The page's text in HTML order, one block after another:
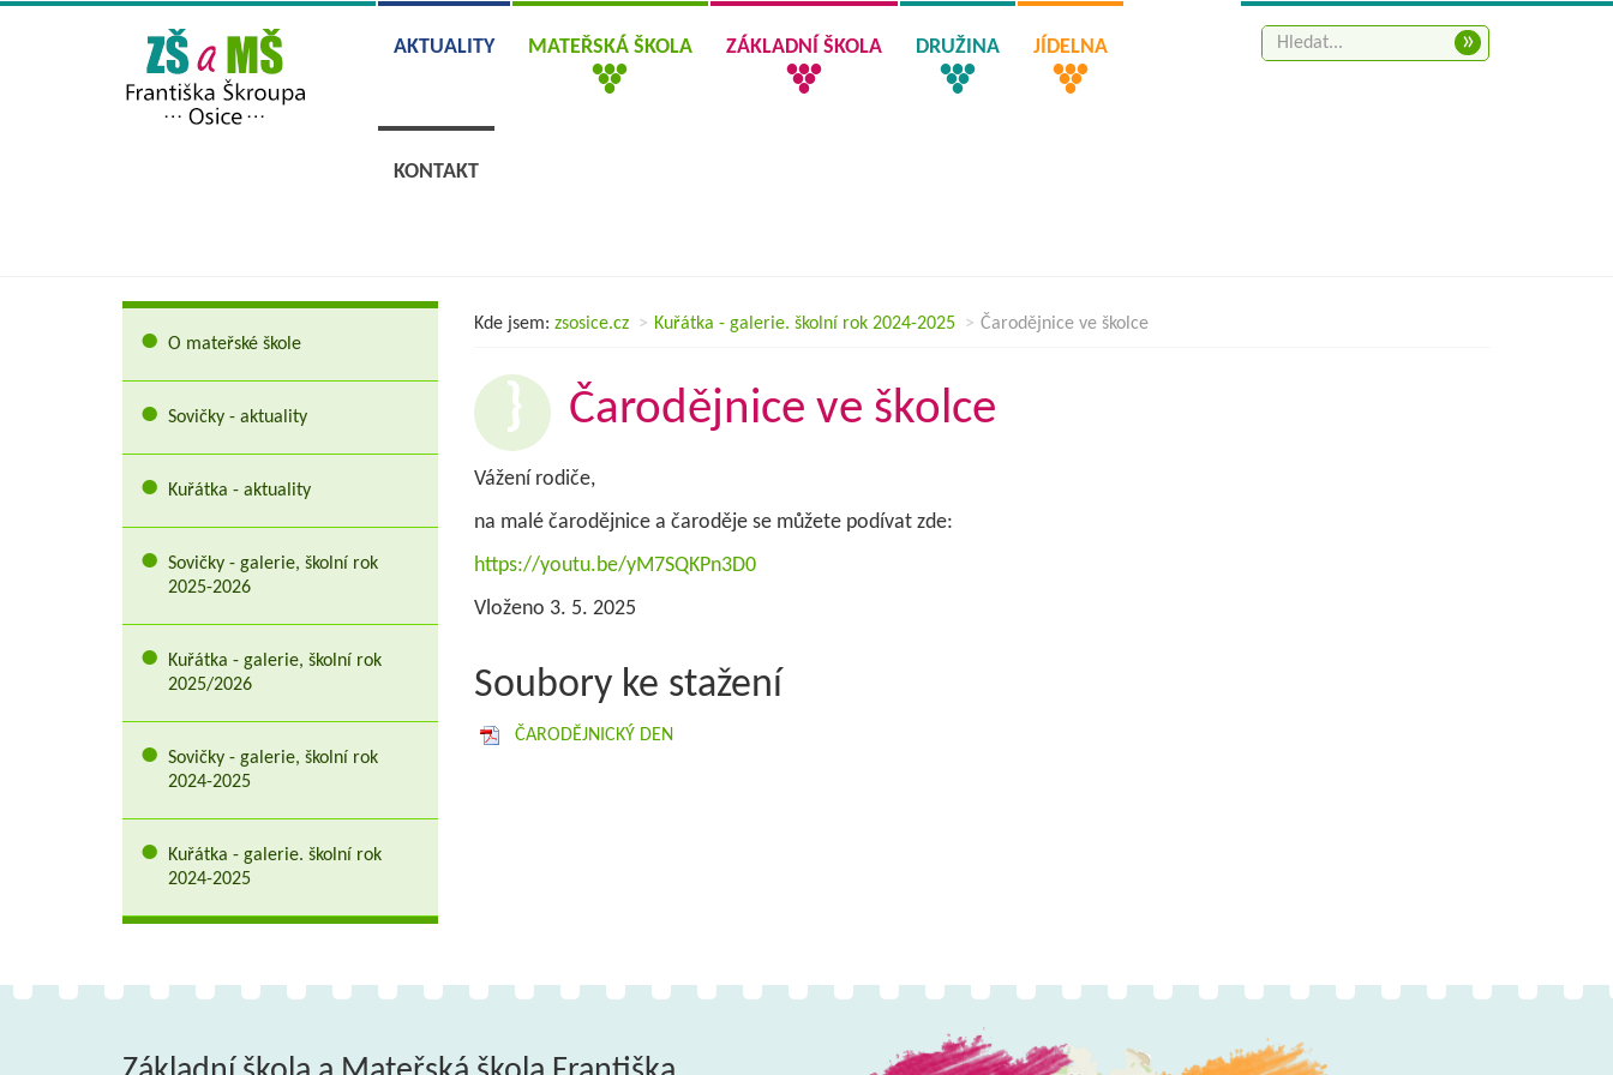
AKTUALITY MATEŘSKÁ ŠKOLA ZÁKLADNÍ ŠKOLA DRUŽINA JÍDELNA
KONTAKT
»
Kde jsem: zsosice.cz Kuřátka - galerie. školní rok 2024-2025 Čarodějnice ve školce
Čarodějnice ve školce
Vážení rodiče,
na malé čarodějnice a čaroděje se můžete podívat zde:
https://youtu.be/yM7SQKPn3D0
Vloženo 3. 5. 2025
Soubory ke stažení
ČARODĚJNICKÝ DEN
O mateřské škole
Sovičky - aktuality
Kuřátka - aktuality
Sovičky - galerie, školní rok
2025-2026
Kuřátka - galerie, školní rok
2025/2026
Sovičky - galerie, školní rok
2024-2025
Kuřátka - galerie. školní rok
2024-2025